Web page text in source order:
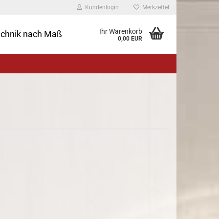
Kundenlogin Merkzettel
nach Maß Ihr Warenkorb
0,00 EUR